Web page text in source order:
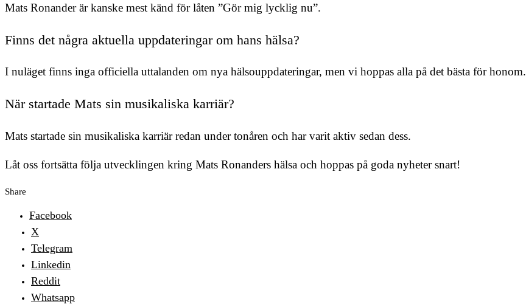
Mats Ronander är kanske mest känd för låten ”Gör mig lycklig nu”.
Finns det några aktuella uppdateringar om hans hälsa?
I nuläget finns inga officiella uttalanden om nya hälsouppdateringar, men vi hoppas alla på det bästa för honom.
När startade Mats sin musikaliska karriär?
Mats startade sin musikaliska karriär redan under tonåren och har varit aktiv sedan dess.
Låt oss fortsätta följa utvecklingen kring Mats Ronanders hälsa och hoppas på goda nyheter snart!
Share
Facebook
X
Telegram
Linkedin
Reddit
Whatsapp